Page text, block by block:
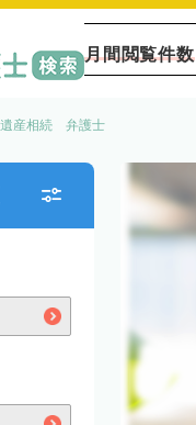
月間閲覧件数
産相続 弁護士